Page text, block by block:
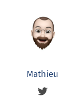
Mathieu